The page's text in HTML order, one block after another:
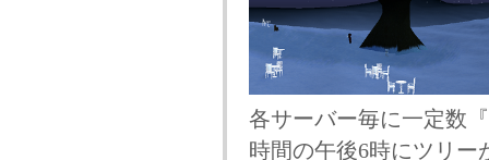
各サーバー毎に一定数
時間の午後6時にツリー